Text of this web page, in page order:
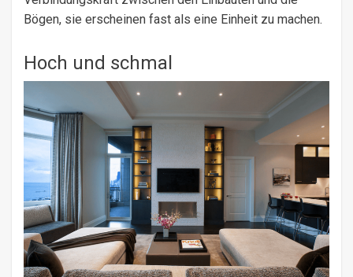
Bögen, sie erscheinen fast als eine Einheit zu machen.
Hoch und schmal